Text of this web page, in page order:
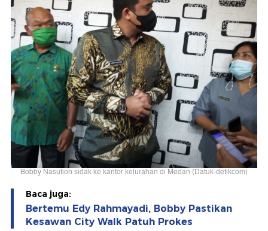
Bobby Nasution sidak ke kantor kelurahan di Medan (Datuk-detikcom)
Baca juga:
Bertemu Edy Rahmayadi, Bobby Pastikan
Kesawan City Walk Patuh Prokes